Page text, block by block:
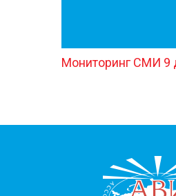
Мониторинг СМИ 9